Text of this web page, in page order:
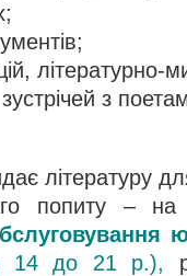
літературно-
з
літературу
попиту –
14 до 21 р.),